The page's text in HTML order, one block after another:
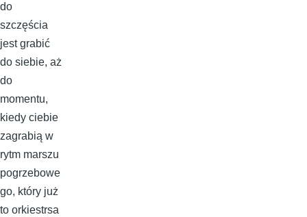
do
szczęścia
jest grabić
do siebie, aż
do
momentu,
kiedy ciebie
zagrabią w
rytm marszu
pogrzebowe
go, który już
to orkiestrsa